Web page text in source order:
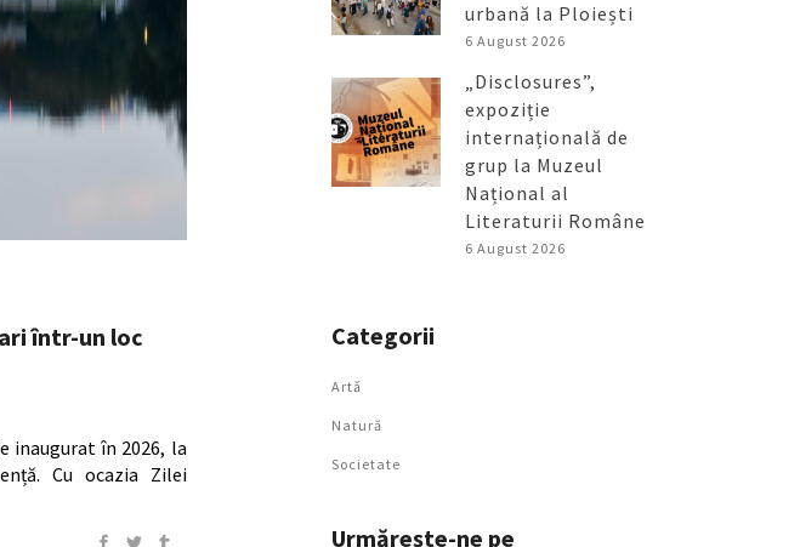
într-un loc
inaugurat în 2026, la
Cu ocazia Zilei
urbană la Ploiești
6 August 2026
„Disclosures”,
expoziție
internațională de
grup la Muzeul
Național al
Literaturii Române
6 August 2026
Categorii
Artǎ
Natură
Societate
Urmăreşte-ne pe